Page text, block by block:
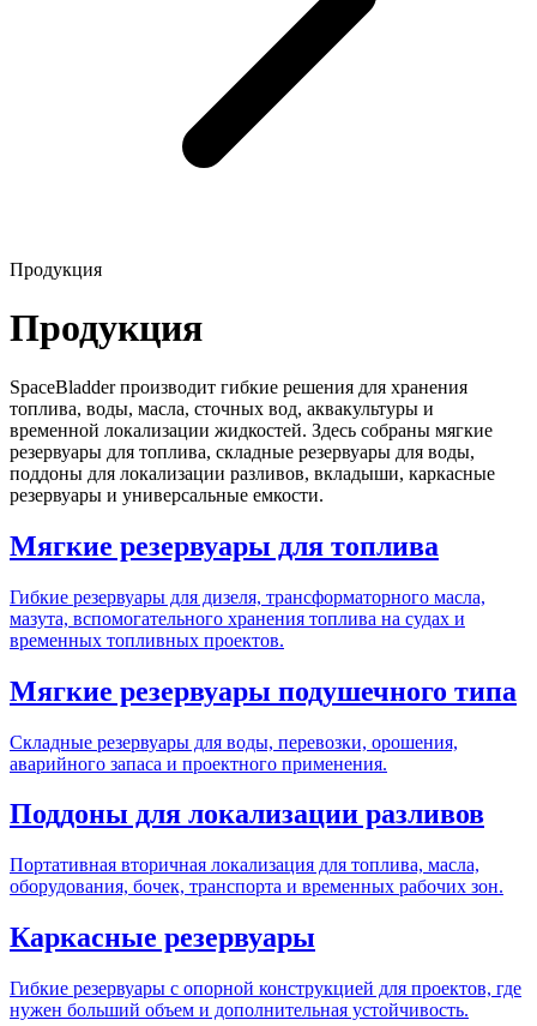
Продукция
Продукция
SpaceBladder производит гибкие решения для хранения
топлива, воды, масла, сточных вод, аквакультуры и
временной локализации жидкостей. Здесь собраны мягкие
резервуары для топлива, складные резервуары для воды,
поддоны для локализации разливов, вкладыши, каркасные
резервуары и универсальные емкости.
Мягкие резервуары для топлива
Гибкие резервуары для дизеля, трансформаторного масла,
мазута, вспомогательного хранения топлива на судах и
временных топливных проектов.
Мягкие резервуары подушечного типа
Складные резервуары для воды, перевозки, орошения,
аварийного запаса и проектного применения.
Поддоны для локализации разливов
Портативная вторичная локализация для топлива, масла,
оборудования, бочек, транспорта и временных рабочих зон.
Каркасные резервуары
Гибкие резервуары с опорной конструкцией для проектов, где
нужен больший объем и дополнительная устойчивость.